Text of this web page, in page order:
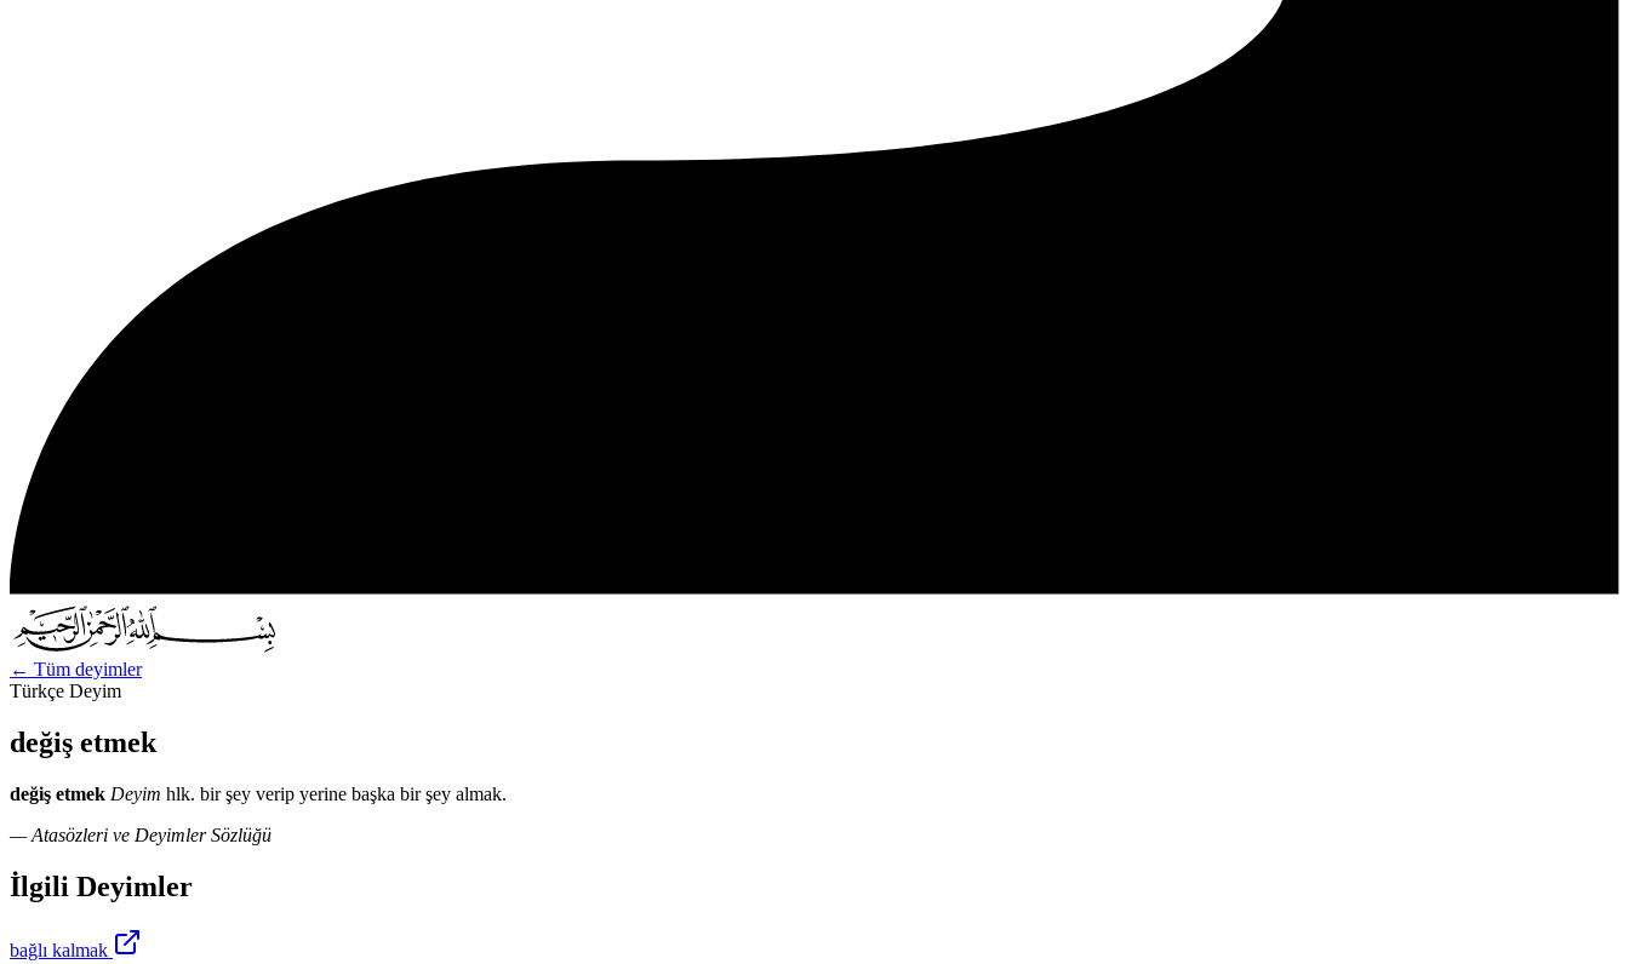
← Tüm deyimler
Türkçe Deyim
değiş etmek
değiş etmek Deyim hlk. bir şey verip yerine başka bir şey almak.
— Atasözleri ve Deyimler Sözlüğü
İlgili Deyimler
bağlı kalmak